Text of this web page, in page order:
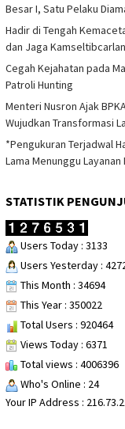
Besar I, Satu Pelaku
Hadir di Tengah
dan Jaga
Cegah Kejahatan pada
Patroli Hunting
Menteri Nusron Ajak
Wujudkan Transformasi
*Pengukuran Terjadwal
Lama Menunggu
STATISTIK
Users Today : 3133
Users Yesterday :
This Month : 34694
This Year : 350022
Total Users : 920464
Views Today : 6371
Total views : 4006396
Who's Online : 24
Your IP Address :